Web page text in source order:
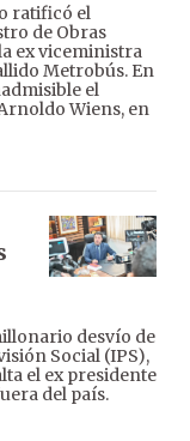
ratificó el
de Obras
ex viceministra
Metrobús. En
el
Wiens, en
desvío de
Social (IPS),
el ex presidente
del país.